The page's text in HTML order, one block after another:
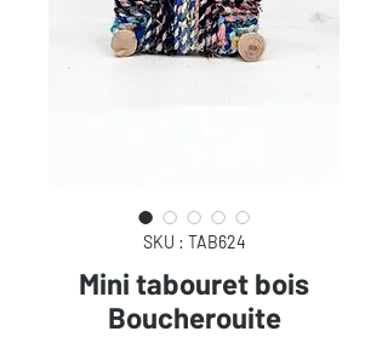
SKU : TAB624
Mini tabouret bois
Boucherouite